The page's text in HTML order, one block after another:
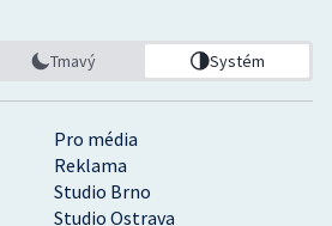
Pro média
Reklama
Studio Brno
Studio Ostrava
Tmavý Systém